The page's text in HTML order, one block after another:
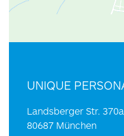
UNIQUE
Landsberger Str. 370a
80687 München